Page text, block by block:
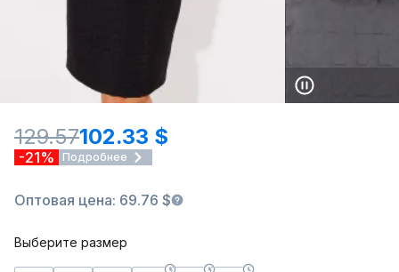
129.57102.33 $
-21% Подробнее
Оптовая цена: 69.76 $
Выберите размер